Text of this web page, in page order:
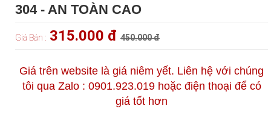
304 - AN TOÀN CAO
Giá Bán : 315.000 đ 450.000 đ
Giá trên website là giá niêm yết. Liên hệ với chúng
tôi qua Zalo : 0901.923.019 hoặc điện thoại để có
giá tốt hơn